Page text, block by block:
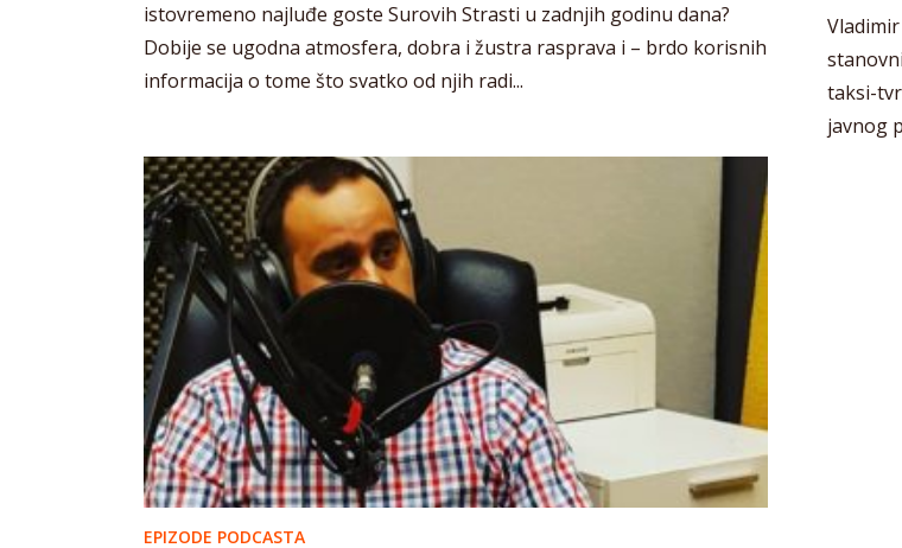
istovremeno najluđe goste Surovih Strasti u zadnjih godinu dana?
Dobije se ugodna atmosfera, dobra i žustra rasprava i – brdo korisnih
informacija o tome što svatko od njih radi...
taksi-
javnog
EPIZODE PODCASTA